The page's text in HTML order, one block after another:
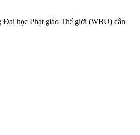
học Phật giáo Thế giới (WBU) dẫn